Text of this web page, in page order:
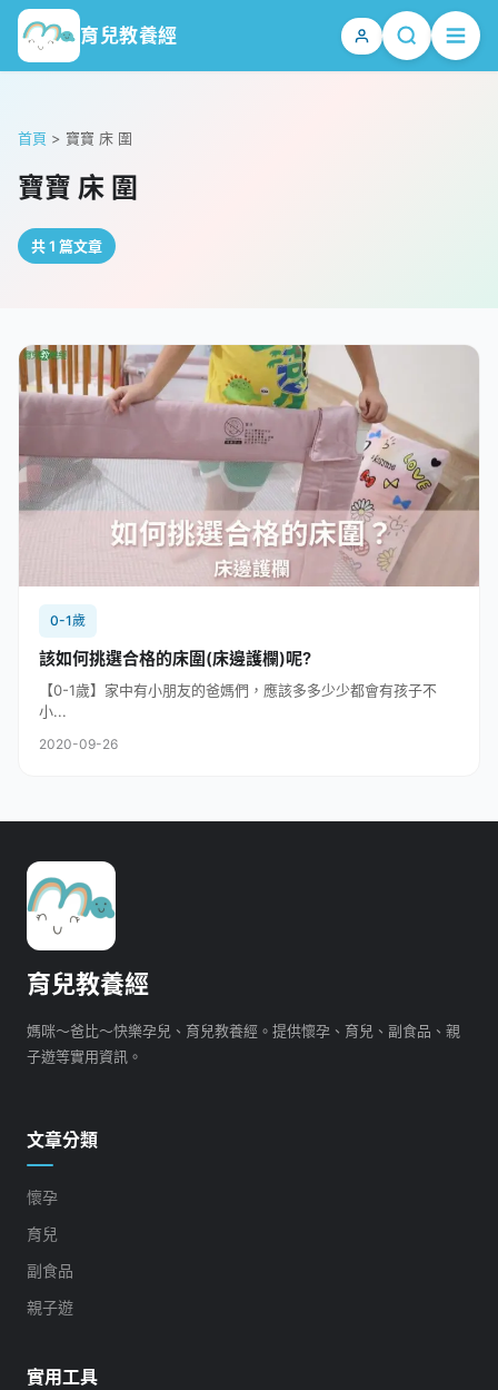
育兒教養經
首頁 > 寶寶 床 圍
寶寶 床 圍
共 1 篇文章
0-1歲
該如何挑選合格的床圍(床邊護欄)呢?
【0-1歲】家中有小朋友的爸媽們，應該多多少少都會有孩子不
小...
2020-09-26
育兒教養經
媽咪～爸比～快樂孕兒、育兒教養經。提供懷孕、育兒、副食品、親
子遊等實用資訊。
文章分類
懷孕
育兒
副食品
親子遊
實用工具